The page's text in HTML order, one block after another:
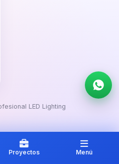
Proyectos Menú
LED Lighting